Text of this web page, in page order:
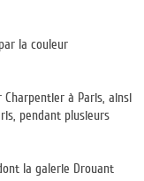
la couleur
à Paris, ainsi
pendant plusieurs
la galerie Drouant